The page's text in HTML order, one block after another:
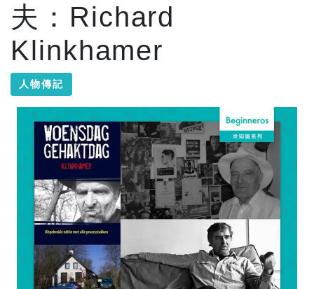
夫：Richard
Klinkhamer
人物傳記